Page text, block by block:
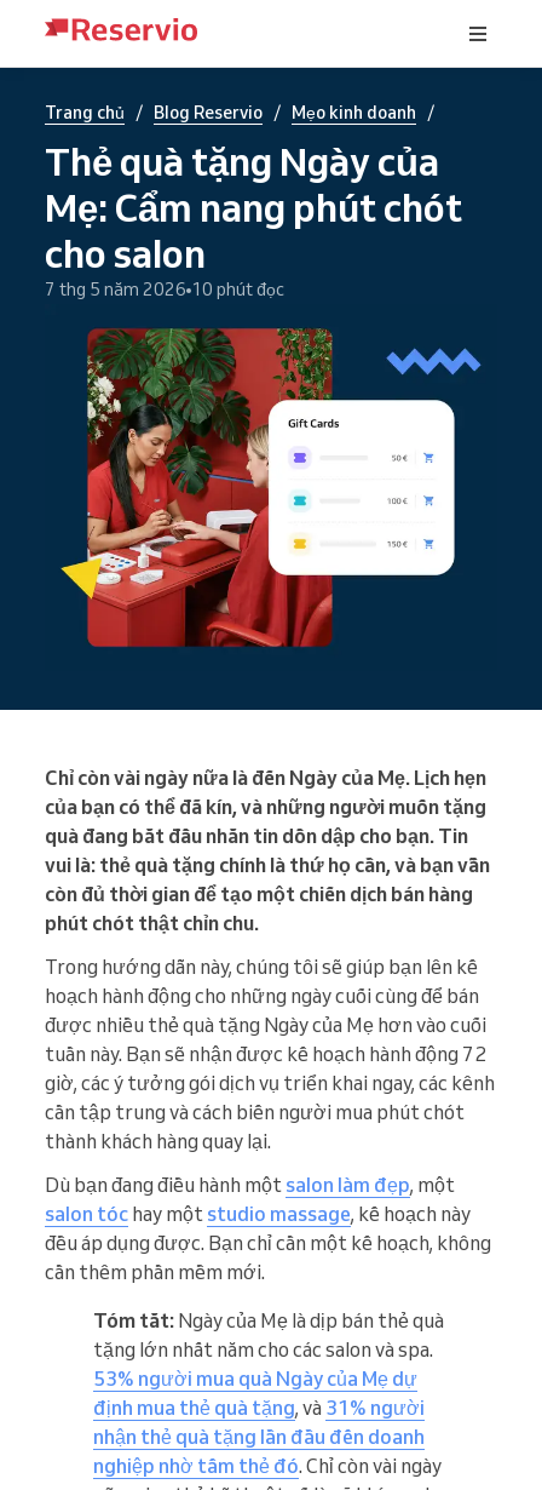
Trang chủ / Blog Reservio / Mẹo kinh doanh /
Thẻ quà tặng Ngày của
Mẹ: Cẩm nang phút chót
cho salon
7 thg 5 năm 2026 10 phút đọc
Chỉ còn vài ngày nữa là đến Ngày của Mẹ. Lịch hẹn
của bạn có thể đã kín, và những người muốn tặng
quà đang bắt đầu nhắn tin dồn dập cho bạn. Tin
vui là: thẻ quà tặng chính là thứ họ cần, và bạn vẫn
còn đủ thời gian để tạo một chiến dịch bán hàng
phút chót thật chỉn chu.
Trong hướng dẫn này, chúng tôi sẽ giúp bạn lên kế
hoạch hành động cho những ngày cuối cùng để bán
được nhiều thẻ quà tặng Ngày của Mẹ hơn vào cuối
tuần này. Bạn sẽ nhận được kế hoạch hành động 72
giờ, các ý tưởng gói dịch vụ triển khai ngay, các kênh
cần tập trung và cách biến người mua phút chót
thành khách hàng quay lại.
Dù bạn đang điều hành một salon làm đẹp, một
salon tóc hay một studio massage, kế hoạch này
đều áp dụng được. Bạn chỉ cần một kế hoạch, không
cần thêm phần mềm mới.
Tóm tắt: Ngày của Mẹ là dịp bán thẻ quà
tặng lớn nhất năm cho các salon và spa.
53% người mua quà Ngày của Mẹ dự
định mua thẻ quà tặng, và 31% người
nhận thẻ quà tặng lần đầu đến doanh
nghiệp nhờ tấm thẻ đó. Chỉ còn vài ngày